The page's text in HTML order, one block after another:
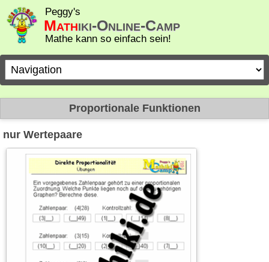
Peggy's
Mathiki-Online-Camp
Mathe kann so einfach sein!
Zielseite
Proportionale Funktionen
nur Wertepaare